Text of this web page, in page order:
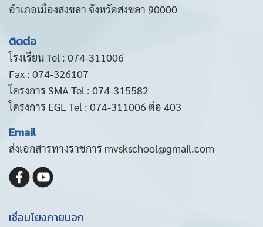
อำเภอเมืองสงขลา จังหวัดสงขลา 90000
ติดต่อ
โรงเรียน Tel : 074-311006
Fax : 074-326107
โครงการ SMA Tel : 074-315582
โครงการ EGL Tel : 074-311006 ต่อ 403
Email
ส่งเอกสารทางราชการ mvskschool@gmail.com
เชื่อมโยงภายนอก